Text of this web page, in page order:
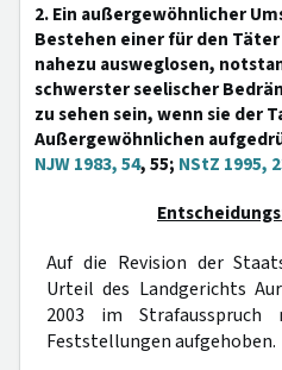
2. Ein außergewöhnlicher
Bestehen einer für den
nahezu ausweglosen,
schwerster seelischer
zu sehen sein, wenn sie der
Außergewöhnlichen
NJW 1983, 54, 55; NStZ 1995,
Auf die Revision der
Urteil des Landgerichts
2003 im
Feststellungen aufgehoben.